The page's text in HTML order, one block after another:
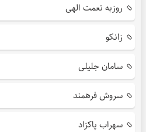
روزبه نعمت الهی
زانکو
سامان جلیلی
سروش فرهمند
سهراب پاکزاد